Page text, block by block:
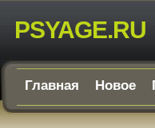
PSYAGE.RU
Главная Новое